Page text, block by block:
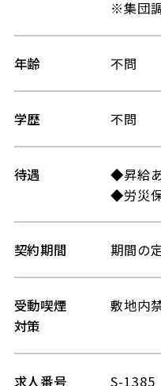
※集団
年齢 不問
学歴 不問
待遇
◆昇給
◆労災
契約期間 期間の
受動喫煙
対策
敷地内
求人番号 S-1385